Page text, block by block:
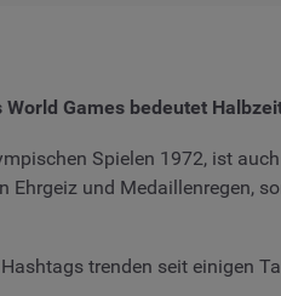
Games bedeutet
Spielen 1972, ist
und Medaillenregen,
trenden seit einigen